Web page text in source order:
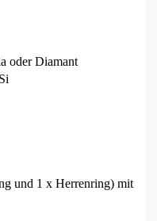
oder Diamant
und 1 x Herrenring) mit